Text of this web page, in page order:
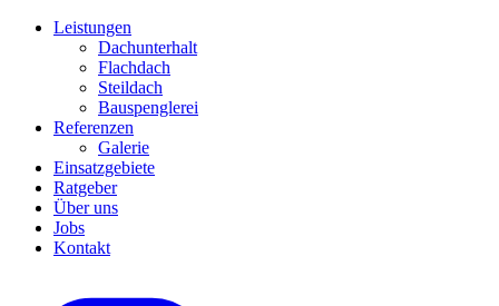
Leistungen
Dachunterhalt
Flachdach
Steildach
Bauspenglerei
Referenzen
Galerie
Einsatzgebiete
Ratgeber
Über uns
Jobs
Kontakt